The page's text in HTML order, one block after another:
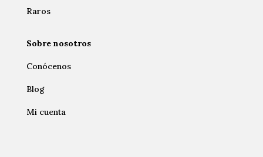
Raros
Sobre nosotros
Conócenos
Blog
Mi cuenta